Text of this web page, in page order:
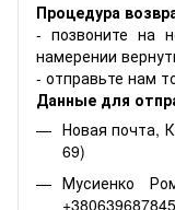
Процедура
- позвоните на
намерении
- отправьте нам
Данные для
Новая почта,
69)
Мусиенко
+380639687845